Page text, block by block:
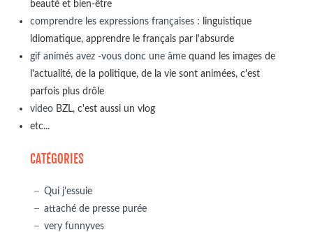
beauté et bien-être
comprendre les expressions françaises: linguistique
idiomatique, apprendre le français par l'absurde
gif animés avez -vous donc une âmequand les images de
l'actualité, de la politique, de la vie sont animées, c'est
parfois plus drôle
videoBZL, c'est aussi un vlog
etc...
CATÉGORIES
Qui j'essuie
attaché de presse purée
very funnyves